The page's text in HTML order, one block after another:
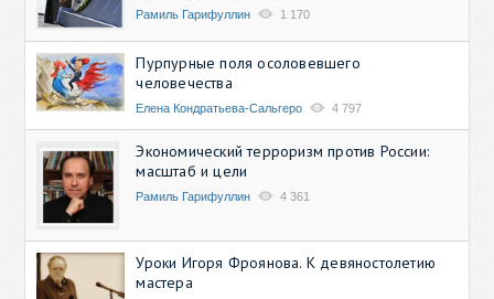
Рамиль Гарифуллин 1 170
Пурпурные поля осоловевшего
человечества
Елена Кондратьева-Сальгеро 4 797
Экономический терроризм против России:
масштаб и цели
Рамиль Гарифуллин 4 361
Уроки Игоря Фроянова. К девяностолетию
мастера